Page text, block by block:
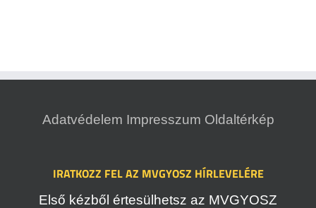
Adatvédelem Impresszum Oldaltérkép
IRATKOZZ FEL AZ MVGYOSZ HÍRLEVELÉRE
Első kézből értesülhetsz az MVGYOSZ